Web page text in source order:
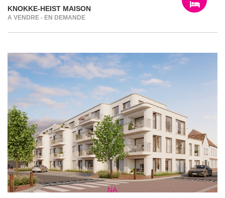
KNOKKE-HEIST MAISON
A VENDRE - EN DEMANDE